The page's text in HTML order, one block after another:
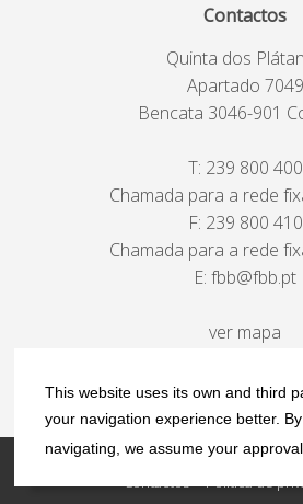
This website uses its own and third
your navigation experience better.
navigating, we assume your approval.
Contactos
Quinta dos
Apartado 7049
Bencata 3046-901
T: 239 800 400
Chamada para a rede
F: 239 800 410
Chamada para a rede
E: fbb@fbb.pt
ver mapa
Contactos Política de